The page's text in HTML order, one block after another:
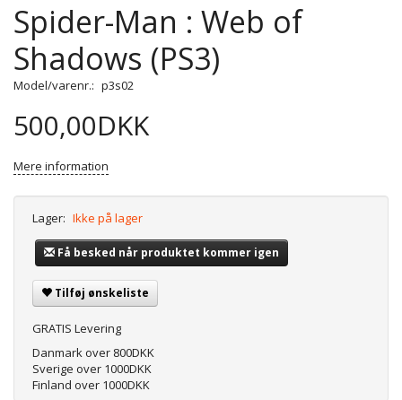
Spider-Man : Web of
Shadows (PS3)
Model/varenr.: p3s02
500,00DKK
Mere information
Lager: Ikke på lager
Få besked når produktet kommer igen
Tilføj ønskeliste
GRATIS Levering
Danmark over 800DKK
Sverige over 1000DKK
Finland over 1000DKK